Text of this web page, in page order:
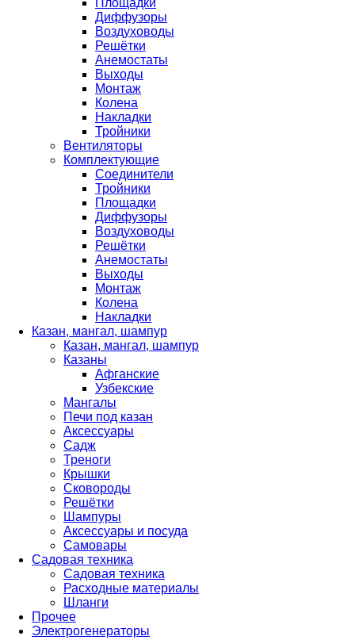
Площадки
Диффузоры
Воздуховоды
Решётки
Анемостаты
Выходы
Монтаж
Колена
Накладки
Тройники
Вентиляторы
Комплектующие
Соединители
Тройники
Площадки
Диффузоры
Воздуховоды
Решётки
Анемостаты
Выходы
Монтаж
Колена
Накладки
Казан, мангал, шампур
Казан, мангал, шампур
Казаны
Афганские
Узбекские
Мангалы
Печи под казан
Аксессуары
Садж
Треноги
Крышки
Сковороды
Решётки
Шампуры
Аксессуары и посуда
Самовары
Садовая техника
Садовая техника
Расходные материалы
Шланги
Прочее
Электрогенераторы